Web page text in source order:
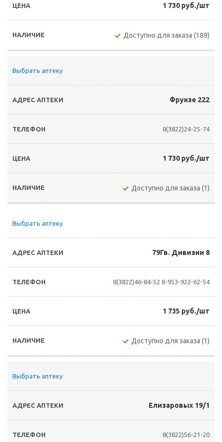
1 730 руб./шт
Доступно для заказа (189)
Выбрать аптеку
Фрунзе 222
8(3822)24-25-74
1 730 руб./шт
Доступно для заказа (1)
Выбрать аптеку
79Гв. Дивизии 8
8(3822)46-84-52 8-953-922-62-54
1 735 руб./шт
Доступно для заказа (1)
Выбрать аптеку
Елизаровых 19/1
8(3822)56-21-20